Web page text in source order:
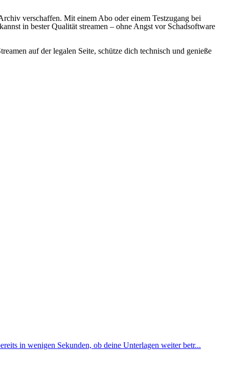
verschaffen. Mit einem Abo oder einem Testzugang bei
in bester Qualität streamen – ohne Angst vor Schadsoftware
auf der legalen Seite, schütze dich technisch und genieße
in wenigen Sekunden, ob deine Unterlagen weiter betr...